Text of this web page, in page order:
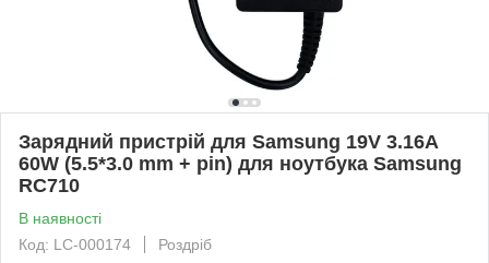
Зарядний пристрій для Samsung 19V 3.16A
60W (5.5*3.0 mm + pin) для ноутбука Samsung
RC710
В наявності
Код: LC-000174
Роздріб